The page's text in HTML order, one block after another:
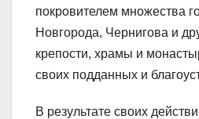
покровителем множества
Новгорода, Чернигова и
крепости, храмы и
своих подданных и
В результате своих